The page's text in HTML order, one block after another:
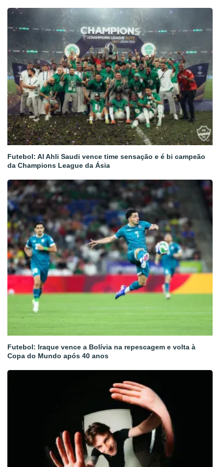
Futebol: Al Ahli Saudi vence time sensação e é bi campeão
da Champions League da Ásia
Futebol: Iraque vence a Bolívia na repescagem e volta à
Copa do Mundo após 40 anos